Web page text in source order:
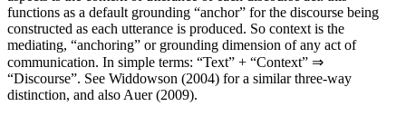
functions as a default grounding “anchor” for the discourse being
constructed as each utterance is produced. So context is the
mediating, “anchoring” or grounding dimension of any act of
communication. In simple terms: “Text” + “Context” ⇒
“Discourse”. See Widdowson (2004) for a similar three-way
distinction, and also Auer (2009).